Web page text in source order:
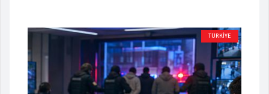
TÜRKİYE